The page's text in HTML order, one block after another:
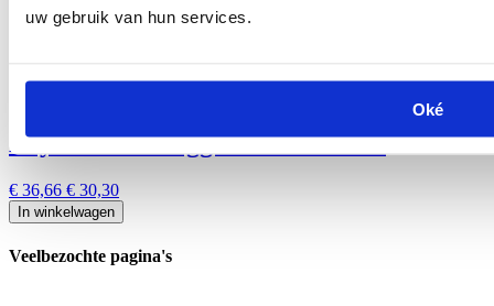
uw gebruik van hun services.
Oké
Layher AR O-ligger 1.09m nieuw
€ 36,66 € 30,30
In winkelwagen
Veelbezochte pagina's